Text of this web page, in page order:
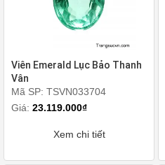
Viên Emerald Lục Bảo Thanh
Vân
Mã SP: TSVN033704
Giá: 23.119.000₫
Xem chi tiết